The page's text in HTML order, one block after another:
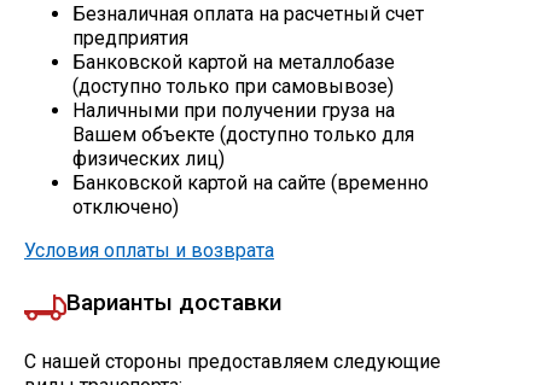
Нержавейка
Алюминиевый прокат
Безналичная оплата на расчетный счет
предприятия
Банковской картой на металлобазе
(доступно только при самовывозе)
Наличными при получении груза на
Вашем объекте (доступно только для
физических лиц)
Банковской картой на сайте (временно
отключено)
Условия оплаты и возврата
Варианты доставки
С нашей стороны предоставляем следующие